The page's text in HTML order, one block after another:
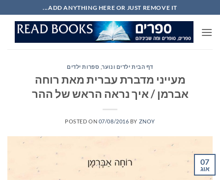
to
content
ADD ANYTHING HERE OR JUST REMOVE IT...
דף הבית ילדים ונוער, ספרות ילדים
מעייני מדברת עברית מאת רוחה
אברמן / איך נראה הראש של ההר
POSTED ON 07/08/2016 BY ZNOY
07
אוג